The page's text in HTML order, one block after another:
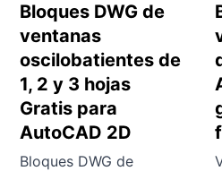
Bloques DWG de
ventanas
oscilobatientes de
1, 2 y 3 hojas
Gratis para
AutoCAD 2D
Bloques DWG de